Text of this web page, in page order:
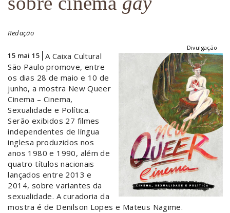
Redação
15 mai 15
Divulgação
A Caixa Cultural
São Paulo promove, entre
os dias 28 de maio e 10 de
junho, a mostra New Queer
Cinema – Cinema,
Sexualidade e Política.
Serão exibidos 27 filmes
independentes de língua
inglesa produzidos nos
anos 1980 e 1990, além de
quatro títulos nacionais
lançados entre 2013 e
2014, sobre variantes da
sexualidade. A curadoria da
mostra é de Denilson Lopes e Mateus Nagime.